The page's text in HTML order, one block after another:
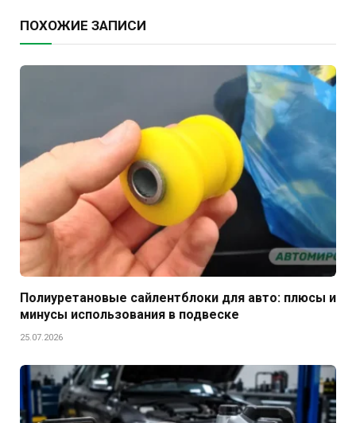
ПОХОЖИЕ ЗАПИСИ
Полиуретановые сайлентблоки для авто: плюсы и
минусы использования в подвеске
25.07.2026